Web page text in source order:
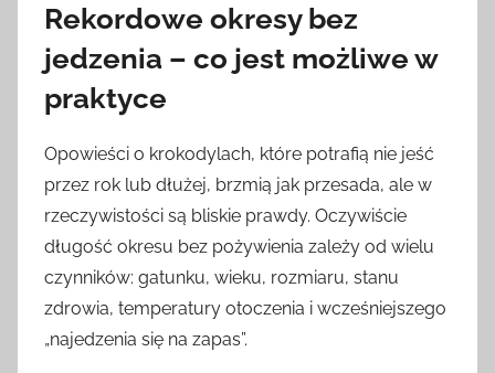
Rekordowe okresy bez
jedzenia – co jest możliwe w
praktyce
Opowieści o krokodylach, które potrafią nie jeść
przez rok lub dłużej, brzmią jak przesada, ale w
rzeczywistości są bliskie prawdy. Oczywiście
długość okresu bez pożywienia zależy od wielu
czynników: gatunku, wieku, rozmiaru, stanu
zdrowia, temperatury otoczenia i wcześniejszego
„najedzenia się na zapas”.